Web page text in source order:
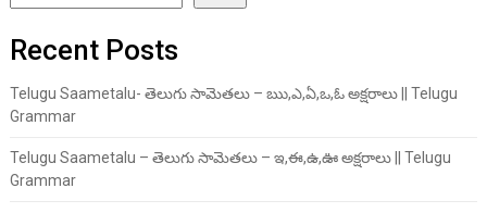
Recent Posts
Telugu Saametalu- తెలుగు సామెతలు – ఋ,ఎ,ఏ,ఒ,ఓ అక్షరాలు || Telugu
Grammar
Telugu Saametalu – తెలుగు సామెతలు – ఇ,ఈ,ఉ,ఊ అక్షరాలు || Telugu
Grammar